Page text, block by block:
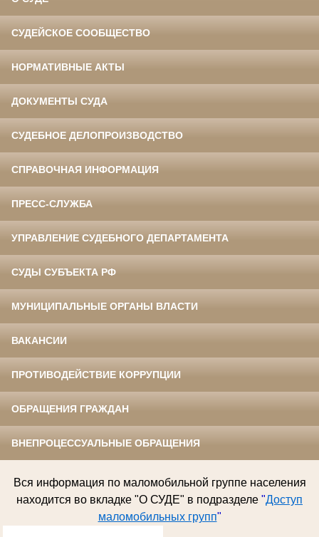
СУДЕЙСКОЕ СООБЩЕСТВО
НОРМАТИВНЫЕ АКТЫ
ДОКУМЕНТЫ СУДА
СУДЕБНОЕ ДЕЛОПРОИЗВОДСТВО
СПРАВОЧНАЯ ИНФОРМАЦИЯ
ПРЕСС-СЛУЖБА
УПРАВЛЕНИЕ СУДЕБНОГО ДЕПАРТАМЕНТА
СУДЫ СУБЪЕКТА РФ
МУНИЦИПАЛЬНЫЕ ОРГАНЫ ВЛАСТИ
ВАКАНСИИ
ПРОТИВОДЕЙСТВИЕ КОРРУПЦИИ
ОБРАЩЕНИЯ ГРАЖДАН
ВНЕПРОЦЕССУАЛЬНЫЕ ОБРАЩЕНИЯ
Вся информация по маломобильной группе населения
находится во вкладке "О СУДЕ" в подразделе "Доступ
маломобильных групп"